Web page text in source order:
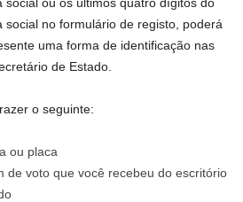
no formulário de registo, poderá
uma forma de identificação nas
de Estado.
o seguinte:
ou placa
de voto que você recebeu do escritório